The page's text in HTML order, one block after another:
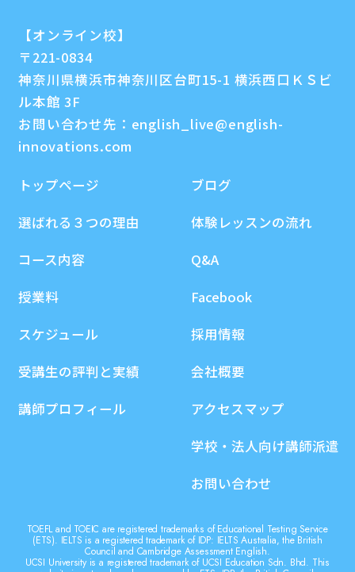
【オンライン校】
〒221-0834
神奈川県横浜市神奈川区台町15-1 横浜西口ＫＳビ
ル本館 3F
お問い合わせ先： english_live@english-
innovations.com
トップページ
選ばれる３つの理由
コース内容
授業料
スケジュール
受講生の評判と実績
講師プロフィール
ブログ
体験レッスンの流れ
Q&A
Facebook
採用情報
会社概要
アクセスマップ
学校・法人向け講師派遣
お問い合わせ
TOEFL and TOEIC are registered trademarks of Educational Testing Service
(ETS). IELTS is a registered trademark of IDP: IELTS Australia, the British
Council and Cambridge Assessment English.
UCSI University is a registered trademark of UCSI Education Sdn. Bhd. This